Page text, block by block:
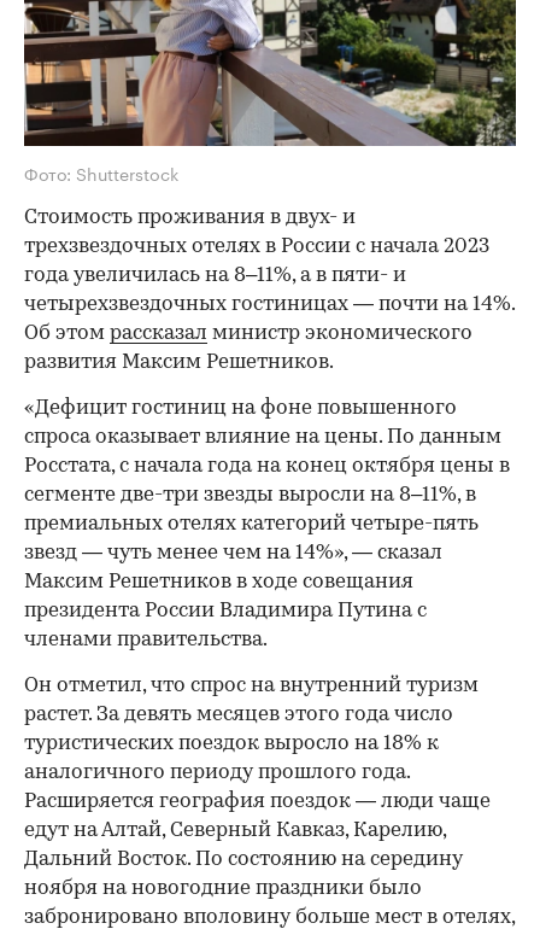
Фото: Shutterstock
Стоимость проживания в двух- и
трехзвездочных отелях в России с начала 2023
года увеличилась на 8–11%, а в пяти- и
четырехзвездочных гостиницах — почти на 14%.
Об этом рассказал министр экономического
развития Максим Решетников.
«Дефицит гостиниц на фоне повышенного
спроса оказывает влияние на цены. По данным
Росстата, с начала года на конец октября цены в
сегменте две-три звезды выросли на 8–11%, в
премиальных отелях категорий четыре-пять
звезд — чуть менее чем на 14%», — сказал
Максим Решетников в ходе совещания
президента России Владимира Путина с
членами правительства.
Он отметил, что спрос на внутренний туризм
растет. За девять месяцев этого года число
туристических поездок выросло на 18% к
аналогичного периоду прошлого года.
Расширяется география поездок — люди чаще
едут на Алтай, Северный Кавказ, Карелию,
Дальний Восток. По состоянию на середину
ноября на новогодние праздники было
забронировано вполовину больше мест в отелях,